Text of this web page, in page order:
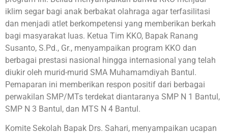
iklim segar bagi anak berbakat olahraga agar terfasilitasi
dan menjadi atlet berkompetensi yang memberikan berkah
bagi masyarakat luas. Ketua Tim KKO, Bapak Ranang
Susanto, S.Pd., Gr., menyampaikan program KKO dan
berbagai prestasi nasional hingga internasional yang telah
diukir oleh murid-murid SMA Muhamamdiyah Bantul.
Pemaparan ini memberikan respon positif dari berbagai
perwakilan SMP/MTs terdekat diantaranya SMP N 1 Bantul,
SMP N 3 Bantul, dan MTS N 4 Bantul.
Komite Sekolah Bapak Drs. Sahari, menyampaikan ucapan